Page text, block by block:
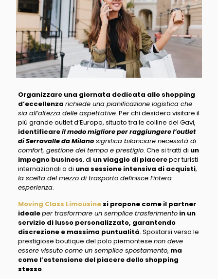
Organizzare una giornata dedicata allo shopping
d’eccellenza richiede una pianificazione logistica che
sia all’altezza delle aspettative. Per chi desidera visitare il
più grande outlet d’Europa, situato tra le colline del Gavi,
identificareil modo migliore per raggiungere l’outlet
di Serravalle da Milanosignifica bilanciare necessità di
comfort, gestione del tempo e prestigio. Che si tratti di un
impegno business, di un viaggio di piacereper turisti
internazionali o di una sessione intensiva di acquisti,
la scelta del mezzo di trasporto definisce l’intera
esperienza.
Moving Class Limousinesi propone come il partner
idealeper trasformare un semplice trasferimento in un
servizio di lusso personalizzato, garantendo
discrezione e massima puntualità. Spostarsi verso le
prestigiose boutique del polo piemontese non deve
essere vissuto come un semplice spostamento, ma
come l’estensione del piacere dello shopping
stesso.